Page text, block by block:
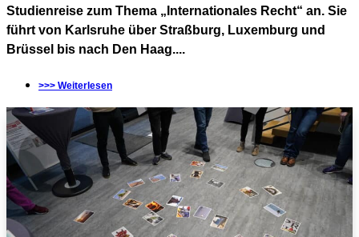
Studienreise zum Thema „Internationales Recht“ an. Sie
führt von Karlsruhe über Straßburg, Luxemburg und
Brüssel bis nach Den Haag....
>>> Weiterlesen